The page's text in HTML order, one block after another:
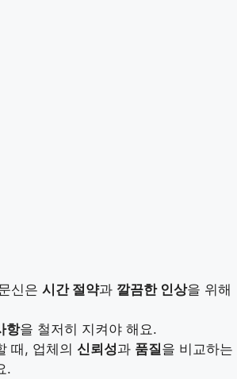
신은 시간 절약과 깔끔한 인상을 위해
항을 철저히 지켜야 해요.
때, 업체의 신뢰성과 품질을 비교하는
.